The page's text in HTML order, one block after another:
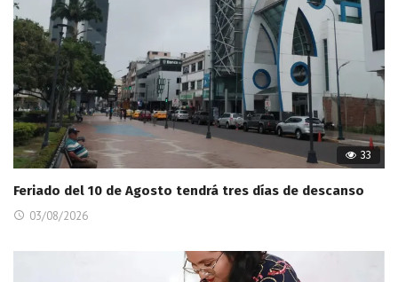
33
Feriado del 10 de Agosto tendrá tres días de descanso
03/08/2026